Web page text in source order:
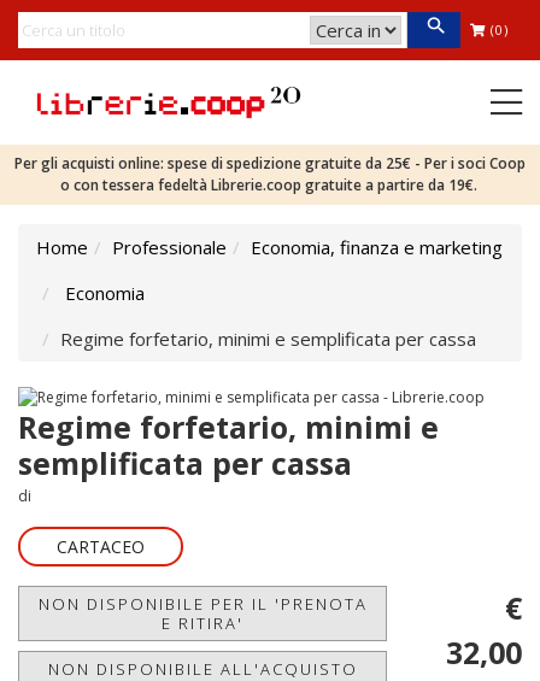
(0)
Per gli acquisti online: spese di spedizione gratuite da 25€ - Per i soci Coop
o con tessera fedeltà Librerie.coop gratuite a partire da 19€.
Home Professionale
Economia, finanza e marketing
Economia
Regime forfetario, minimi e semplificata per cassa
Regime forfetario, minimi e
semplificata per cassa
di
CARTACEO
NON DISPONIBILE PER IL 'PRENOTA
E RITIRA'
NON DISPONIBILE ALL'ACQUISTO
€
32,00